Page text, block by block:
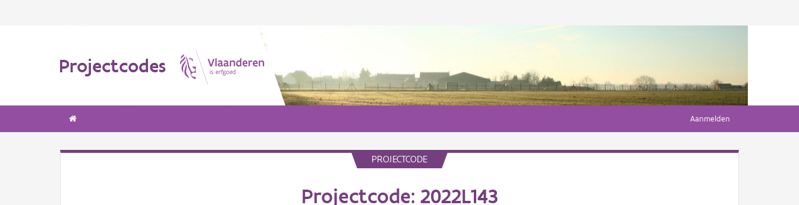
Projectcodes
Aanmelden
PROJECTCODE
Projectcode: 2022L143